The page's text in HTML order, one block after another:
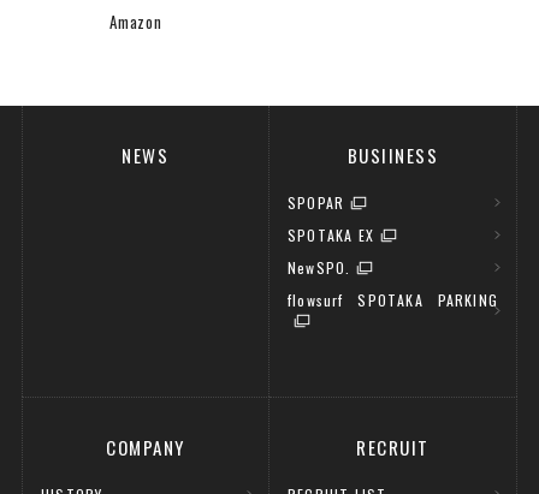
Amazon
NEWS BUSIINESS
SPOPAR
SPOTAKA EX
NewSPO.
flowsurf SPOTAKA PARKING
COMPANY RECRUIT